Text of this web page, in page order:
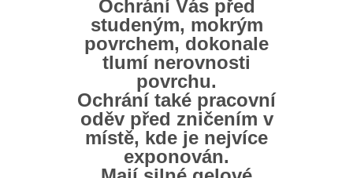
Ochrání Vás před
studeným, mokrým
povrchem, dokonale
tlumí nerovnosti
povrchu.
Ochrání také pracovní
oděv před zničením v
místě, kde je nejvíce
exponován.